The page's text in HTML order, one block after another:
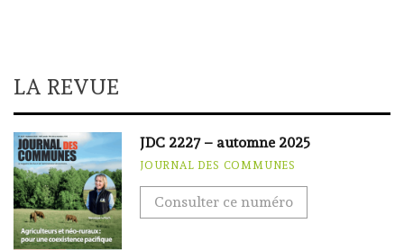
LA REVUE
JDC 2227 – automne 2025
JOURNAL DES COMMUNES
Consulter ce numéro